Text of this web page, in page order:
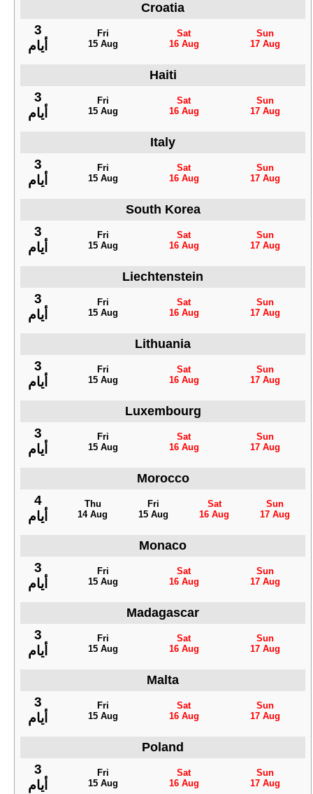
Croatia
3
أيام
Fri
15 Aug
Sat
16 Aug
Sun
17 Aug
Haiti
3
أيام
Fri
15 Aug
Sat
16 Aug
Sun
17 Aug
Italy
3
أيام
Fri
15 Aug
Sat
16 Aug
Sun
17 Aug
South Korea
3
أيام
Fri
15 Aug
Sat
16 Aug
Sun
17 Aug
Liechtenstein
3
أيام
Fri
15 Aug
Sat
16 Aug
Sun
17 Aug
Lithuania
3
أيام
Fri
15 Aug
Sat
16 Aug
Sun
17 Aug
Luxembourg
3
أيام
Fri
15 Aug
Sat
16 Aug
Sun
17 Aug
Morocco
4
أيام
Thu
14 Aug
Fri
15 Aug
Sat
16 Aug
Sun
17 Aug
Monaco
3
أيام
Fri
15 Aug
Sat
16 Aug
Sun
17 Aug
Madagascar
3
أيام
Fri
15 Aug
Sat
16 Aug
Sun
17 Aug
Malta
3
أيام
Fri
15 Aug
Sat
16 Aug
Sun
17 Aug
Poland
3
أيام
Fri
15 Aug
Sat
16 Aug
Sun
17 Aug